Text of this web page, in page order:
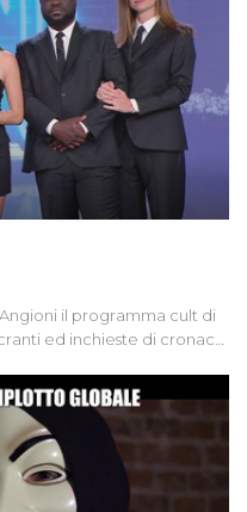
dello speciale anche
realizzata ne...
il programma cult di
ed inchieste di cronaca